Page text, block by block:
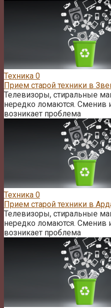
Техника 0
Прием старой техники в
Телевизоры, стиральные
нередко ломаются. Сменив
возникает проблема
Техника 0
Прием старой техники в
Телевизоры, стиральные
нередко ломаются. Сменив
возникает проблема